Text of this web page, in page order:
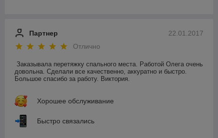
22.01.2017
Партнер
Отлично
Заказывала перетяжку спального места. Работой Олега очень
довольна. Сделали все качественно, аккуратно и быстро.
Большое спасибо за работу. Виктория.
Хорошее обслуживание
Быстро связались